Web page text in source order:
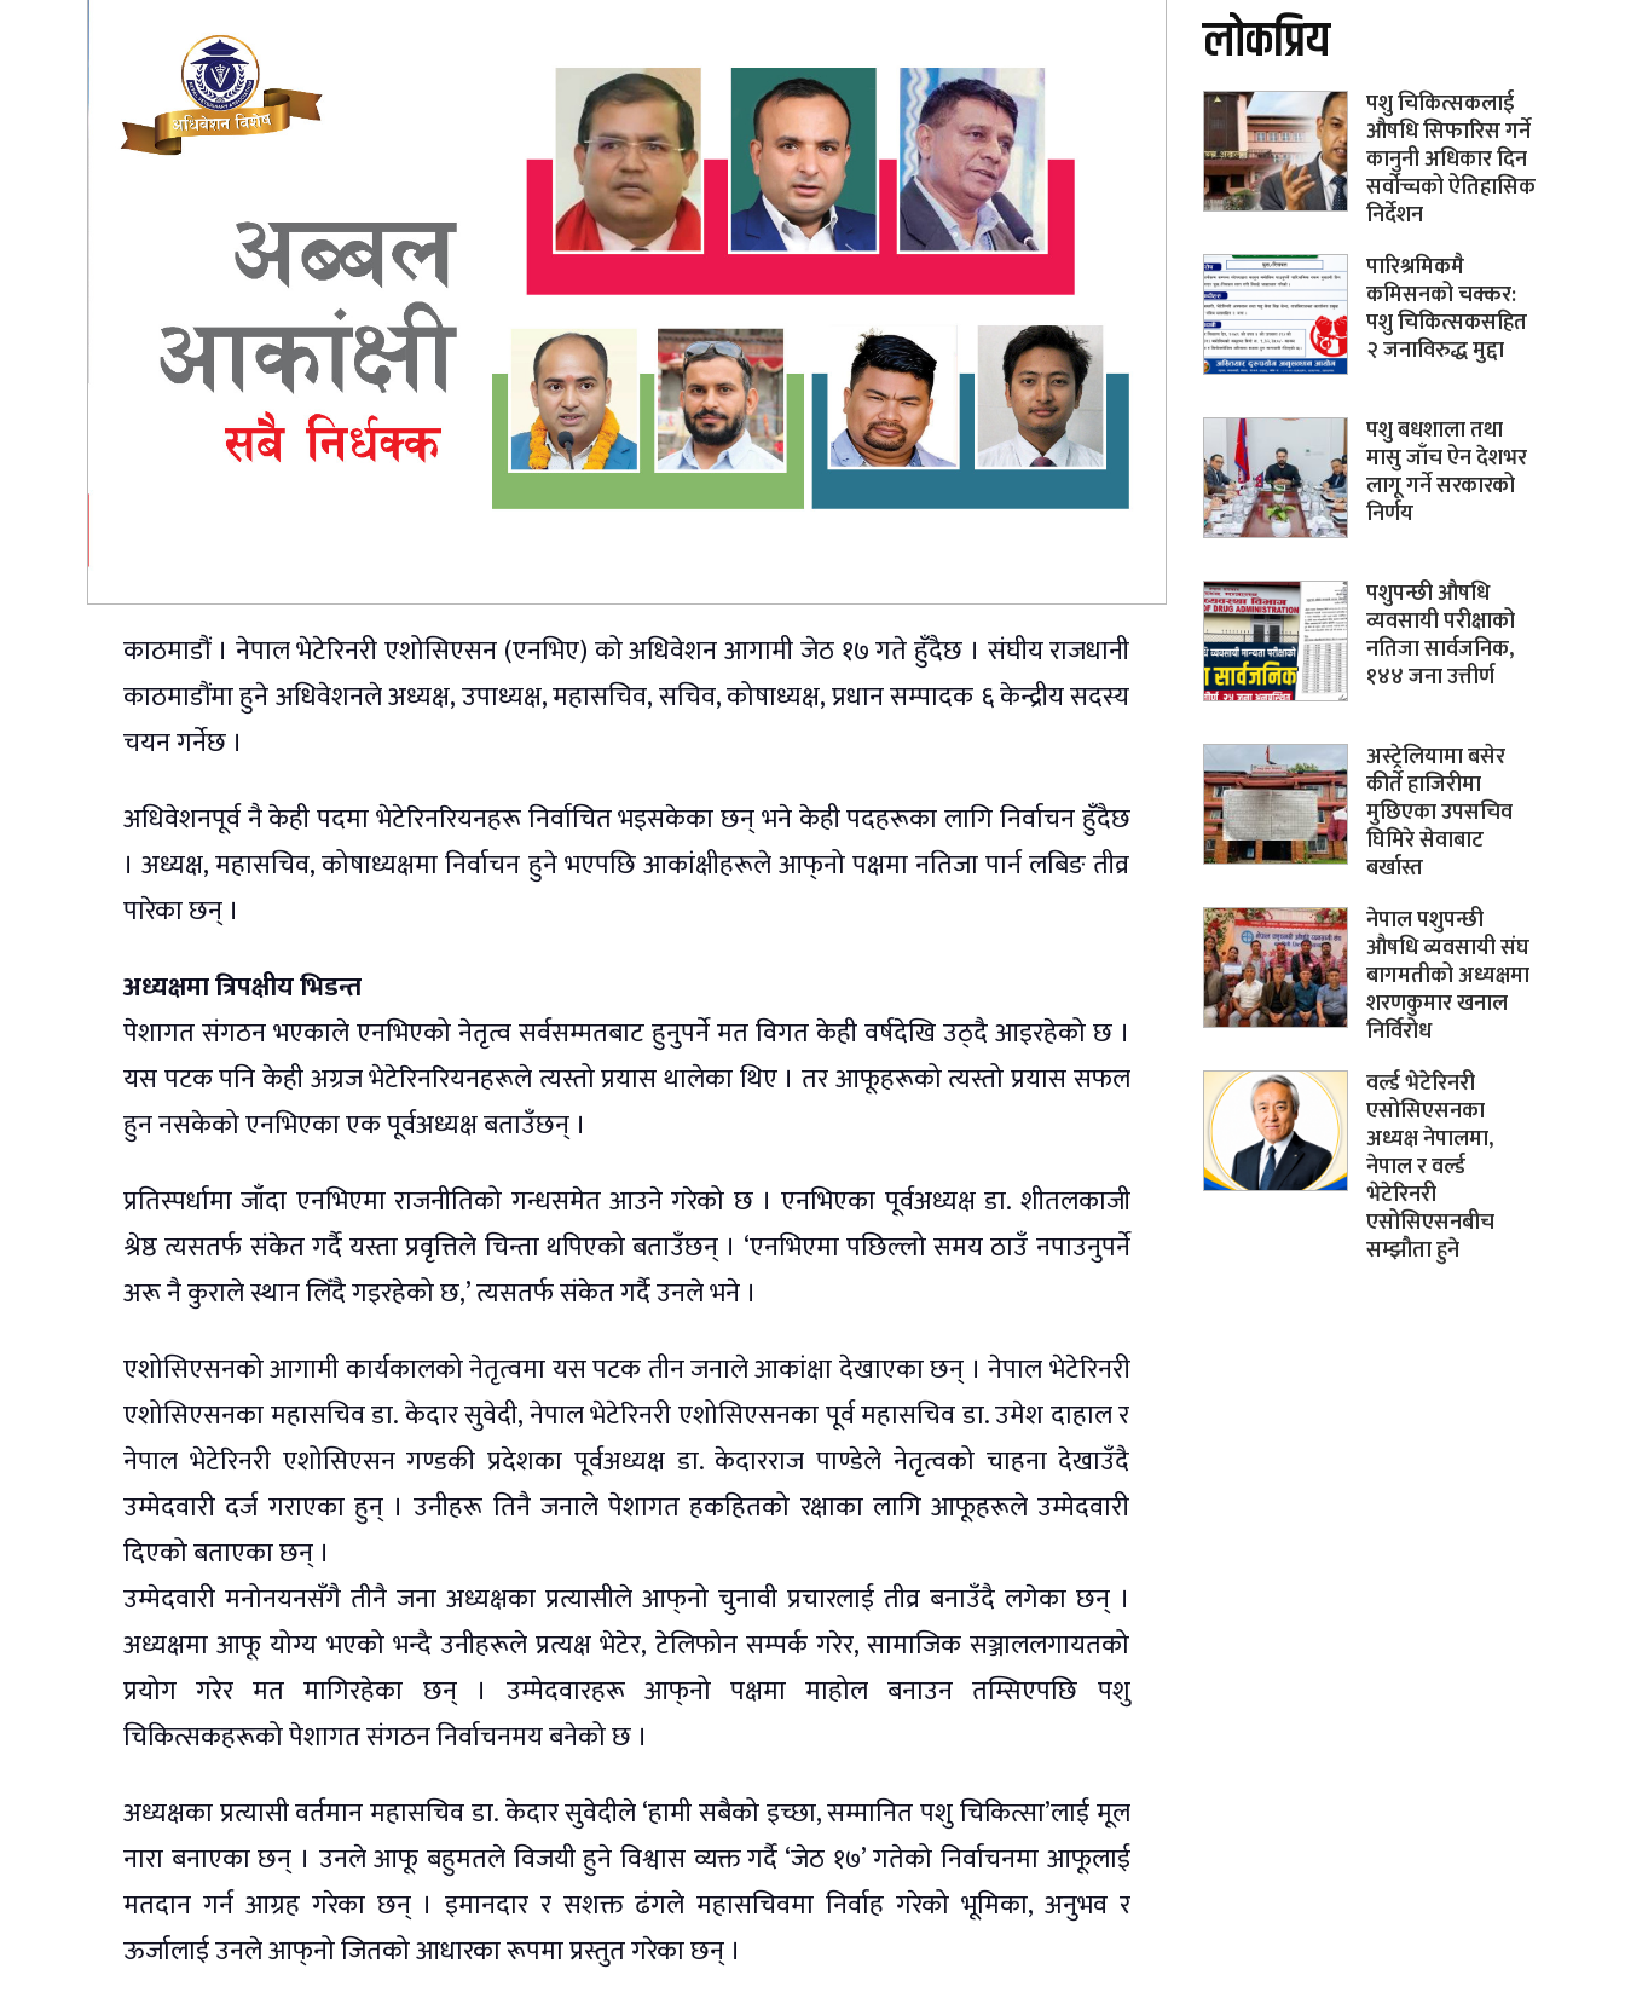
काठमाडौं । नेपाल भेटेरिनरी एशोसिएसन (एनभिए) को अधिवेशन आगामी जेठ १७ गते हुँदैछ । संघीय राजधानी
काठमाडौंमा हुने अधिवेशनले अध्यक्ष, उपाध्यक्ष, महासचिव, सचिव, कोषाध्यक्ष, प्रधान सम्पादक ६ केन्द्रीय सदस्य
चयन गर्नेछ ।
अधिवेशनपूर्व नै केही पदमा भेटेरिनरियनहरू निर्वाचित भइसकेका छन् भने केही पदहरूका लागि निर्वाचन हुँदैछ
। अध्यक्ष, महासचिव, कोषाध्यक्षमा निर्वाचन हुने भएपछि आकांक्षीहरूले आफ्‌नो पक्षमा नतिजा पार्न लबिङ तीव्र
पारेका छन् ।
अध्यक्षमा त्रिपक्षीय भिडन्त
पेशागत संगठन भएकाले एनभिएको नेतृत्व सर्वसम्मतबाट हुनुपर्ने मत विगत केही वर्षदेखि उठ्दै आइरहेको छ ।
यस पटक पनि केही अग्रज भेटेरिनरियनहरूले त्यस्तो प्रयास थालेका थिए । तर आफूहरूको त्यस्तो प्रयास सफल
हुन नसकेको एनभिएका एक पूर्वअध्यक्ष बताउँछन् ।
प्रतिस्पर्धामा जाँदा एनभिएमा राजनीतिको गन्धसमेत आउने गरेको छ । एनभिएका पूर्वअध्यक्ष डा. शीतलकाजी
श्रेष्ठ त्यसतर्फ संकेत गर्दै यस्ता प्रवृत्तिले चिन्ता थपिएको बताउँछन् । ‘एनभिएमा पछिल्लो समय ठाउँ नपाउनुपर्ने
अरू नै कुराले स्थान लिँदै गइरहेको छ,’ त्यसतर्फ संकेत गर्दै उनले भने ।
एशोसिएसनको आगामी कार्यकालको नेतृत्वमा यस पटक तीन जनाले आकांक्षा देखाएका छन् । नेपाल भेटेरिनरी
एशोसिएसनका महासचिव डा. केदार सुवेदी, नेपाल भेटेरिनरी एशोसिएसनका पूर्व महासचिव डा. उमेश दाहाल र
नेपाल भेटेरिनरी एशोसिएसन गण्डकी प्रदेशका पूर्वअध्यक्ष डा. केदारराज पाण्डेले नेतृत्वको चाहना देखाउँदै
उम्मेदवारी दर्ज गराएका हुन् । उनीहरू तिनै जनाले पेशागत हकहितको रक्षाका लागि आफूहरूले उम्मेदवारी
दिएको बताएका छन् ।
उम्मेदवारी मनोनयनसँगै तीनै जना अध्यक्षका प्रत्यासीले आफ्‌नो चुनावी प्रचारलाई तीव्र बनाउँदै लगेका छन् ।
अध्यक्षमा आफू योग्य भएको भन्दै उनीहरूले प्रत्यक्ष भेटेर, टेलिफोन सम्पर्क गरेर, सामाजिक सञ्जाललगायतको
प्रयोग गरेर मत मागिरहेका छन् । उम्मेदवारहरू आफ्‌नो पक्षमा माहोल बनाउन तम्सिएपछि पशु
चिकित्सकहरूको पेशागत संगठन निर्वाचनमय बनेको छ ।
अध्यक्षका प्रत्यासी वर्तमान महासचिव डा. केदार सुवेदीले ‘हामी सबैको इच्छा, सम्मानित पशु चिकित्सा’लाई मूल
नारा बनाएका छन् । उनले आफू बहुमतले विजयी हुने विश्वास व्यक्त गर्दै ‘जेठ १७’ गतेको निर्वाचनमा आफूलाई
मतदान गर्न आग्रह गरेका छन् । इमानदार र सशक्त ढंगले महासचिवमा निर्वाह गरेको भूमिका, अनुभव र
ऊर्जालाई उनले आफ्‌नो जितको आधारका रूपमा प्रस्तुत गरेका छन् ।
लोकप्रिय
पशु चिकित्सकलाई
औषधि सिफारिस गर्ने
कानुनी अधिकार दिन
सर्वोच्चको ऐतिहासिक
निर्देशन
पारिश्रमिकमै
कमिसनको चक्कर:
पशु चिकित्सकसहित
२ जनाविरुद्ध मुद्दा
पशु बधशाला तथा
मासु जाँच ऐन देशभर
लागू गर्ने सरकारको
निर्णय
पशुपन्छी औषधि
व्यवसायी परीक्षाको
नतिजा सार्वजनिक,
१४४ जना उत्तीर्ण
अस्ट्रेलियामा बसेर
कीर्ते हाजिरीमा
मुछिएका उपसचिव
घिमिरे सेवाबाट
बर्खास्त
नेपाल पशुपन्छी
औषधि व्यवसायी संघ
बागमतीको अध्यक्षमा
शरणकुमार खनाल
निर्विरोध
वर्ल्ड भेटेरिनरी
एसोसिएसनका
अध्यक्ष नेपालमा,
नेपाल र वर्ल्ड
भेटेरिनरी
एसोसिएसनबीच
सम्झौता हुने